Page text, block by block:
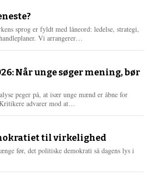
e
r
e
sprog er fyldt med låneord: ledelse, strategi,
Vi arrangerer…
e
Når unge søger mening, bør
peger på, at især unge mænd er åbne for
advarer mod at…
e
r
e
til virkelighed
før, det politiske demokrati så dagens lys i